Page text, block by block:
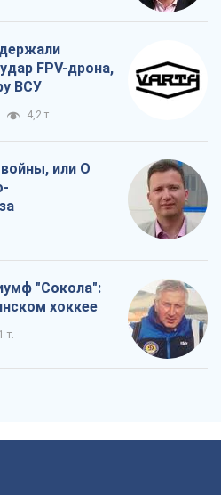
FPV-дрона,
ВСУ
4,2 т.
или О
"Сокола":
хоккее
т.